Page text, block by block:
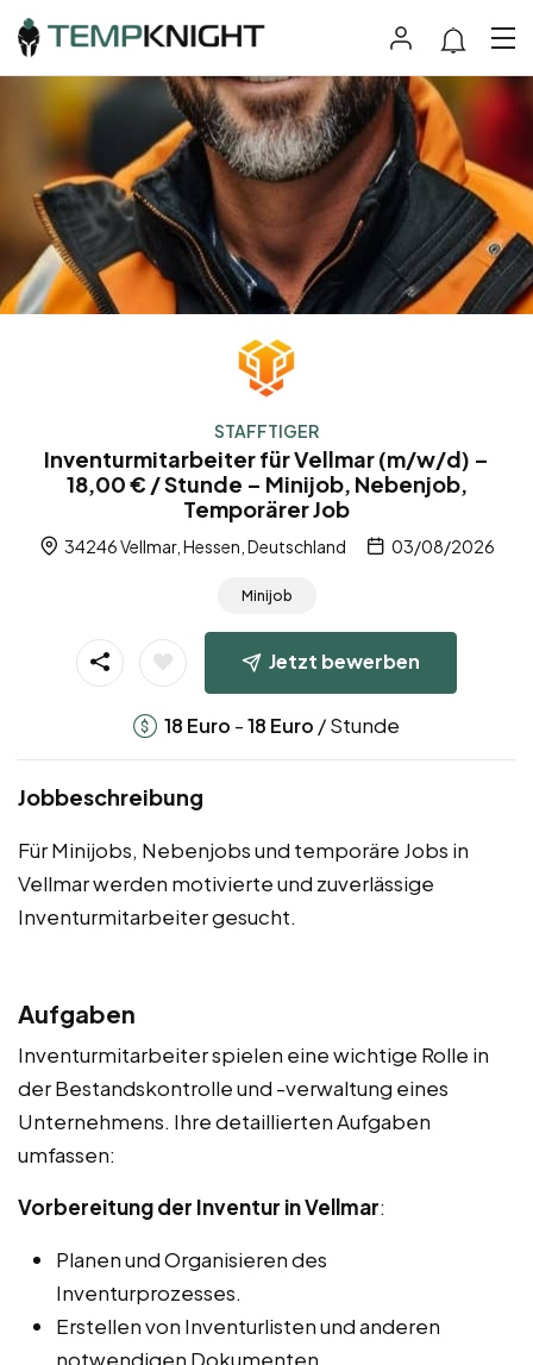
STAFFTIGER
Inventurmitarbeiter für Vellmar (m/w/d) –
18,00 € / Stunde – Minijob, Nebenjob,
Temporärer Job
34246 Vellmar, Hessen, Deutschland 03/08/2026
Minijob
Jetzt bewerben
18 Euro -18 Euro / Stunde
Jobbeschreibung
Für Minijobs, Nebenjobs und temporäre Jobs in
Vellmar werden motivierte und zuverlässige
Inventurmitarbeiter gesucht.
Aufgaben
Inventurmitarbeiter spielen eine wichtige Rolle in
der Bestandskontrolle und -verwaltung eines
Unternehmens. Ihre detaillierten Aufgaben
umfassen:
Vorbereitung der Inventur in Vellmar:
Planen und Organisieren des
Inventurprozesses.
Erstellen von Inventurlisten und anderen
notwendigen Dokumenten.